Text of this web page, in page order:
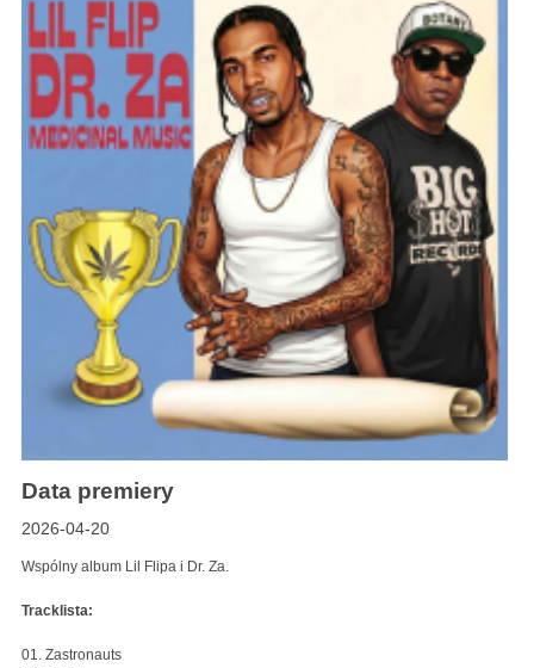
Data premiery
2026-04-20
Wspólny album Lil Flipa i Dr. Za.
Tracklista:
01. Zastronauts